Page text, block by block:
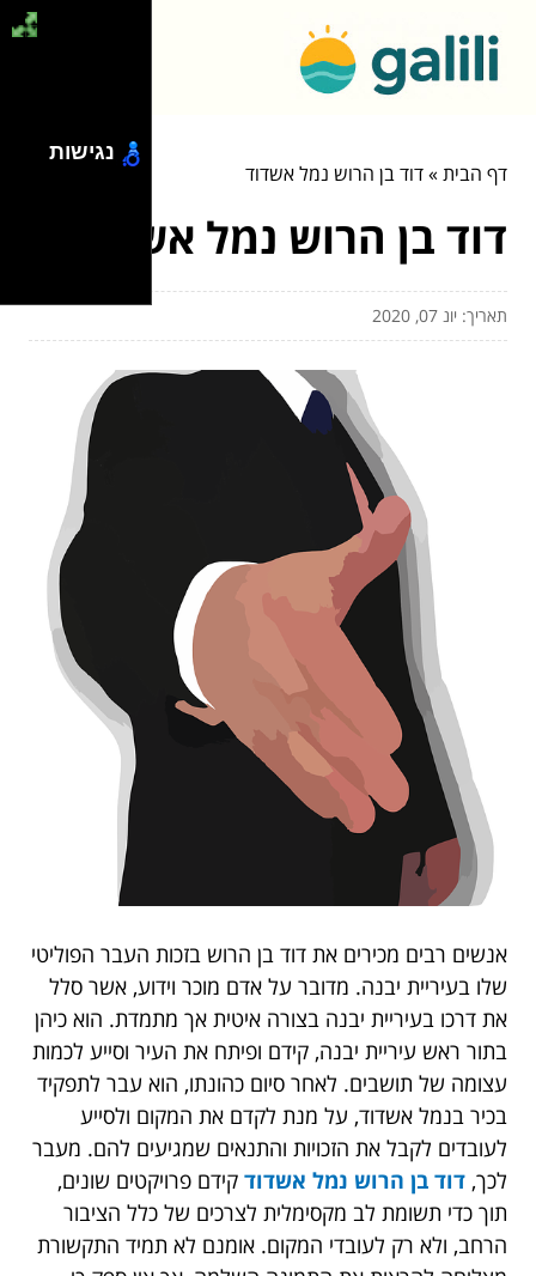
דף הבית»דוד בן הרוש נמל אשדוד
דוד בן הרוש נמל אשדוד
תאריך: יונ 07, 2020
אנשים רבים מכירים את דוד בן הרוש בזכות העבר הפוליטי
שלו בעיריית יבנה. מדובר על אדם מוכר וידוע, אשר סלל
את דרכו בעיריית יבנה בצורה איטית אך מתמדת. הוא כיהן
בתור ראש עיריית יבנה, קידם ופיתח את העיר וסייע לכמות
עצומה של תושבים. לאחר סיום כהונתו, הוא עבר לתפקיד
בכיר בנמל אשדוד, על מנת לקדם את המקום ולסייע
לעובדים לקבל את הזכויות והתנאים שמגיעים להם. מעבר
לכך, דוד בן הרוש נמל אשדוד קידם פרויקטים שונים,
תוך כדי תשומת לב מקסימלית לצרכים של כלל הציבור
הרחב, ולא רק לעובדי המקום. אומנם לא תמיד התקשורת
נגישות